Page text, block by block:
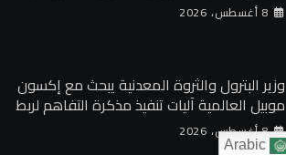
تصل إلى 13 ألف جنيه
8 أغسطس، 2026
وزير البترول والثروة المعدنية يبحث مع إكسون
موبيل العالمية آليات تنفيذ مذكرة التفاهم لربط
اكتشافات الشركة في قبرص بالبنية التحتية
المصرية
8 أغسطس، 2026